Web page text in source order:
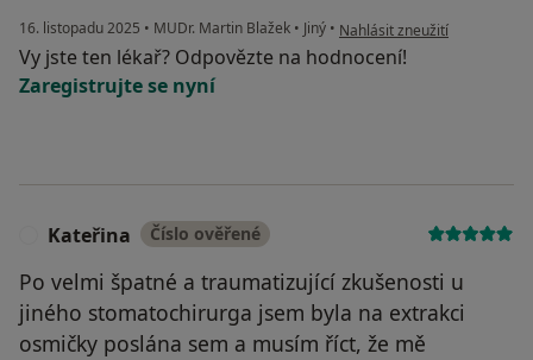
16. listopadu 2025 • MUDr. Martin Blažek • Jiný • podle názoru uživatele NK
Nahlásit zneužití
Vy jste ten lékař? Odpovězte na hodnocení!
Zaregistrujte se nyní
Kateřina Číslo ověřené
Po velmi špatné a traumatizující zkušenosti u
jiného stomatochirurga jsem byla na extrakci
osmičky poslána sem a musím říct, že mě